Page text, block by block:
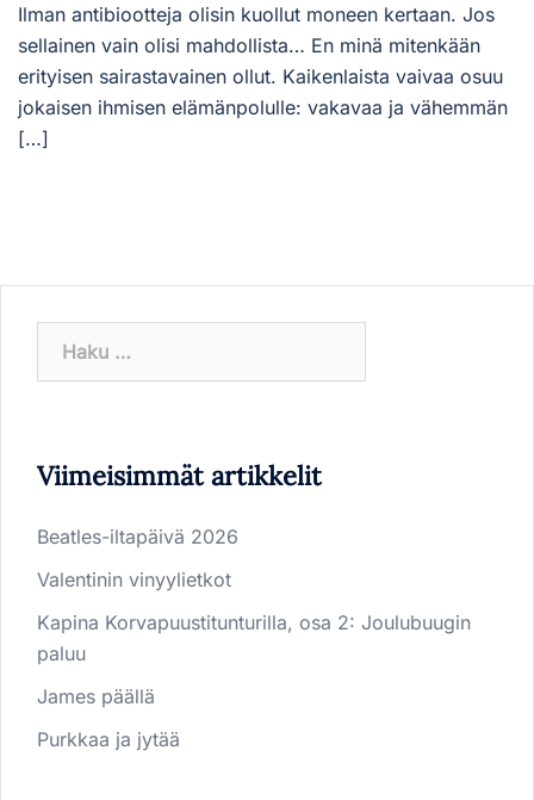
Ilman antibiootteja olisin kuollut moneen kertaan. Jos
sellainen vain olisi mahdollista… En minä mitenkään
erityisen sairastavainen ollut. Kaikenlaista vaivaa osuu
jokaisen ihmisen elämänpolulle: vakavaa ja vähemmän
[…]
Viimeisimmät artikkelit
Beatles-iltapäivä 2026
Valentinin vinyylietkot
Kapina Korvapuustitunturilla, osa 2: Joulubuugin
paluu
James päällä
Purkkaa ja jytää